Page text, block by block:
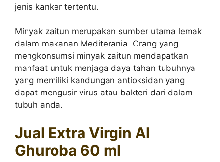
jenis kanker tertentu.
Minyak zaitun merupakan sumber utama lemak
dalam makanan Mediterania. Orang yang
mengkonsumsi minyak zaitun mendapatkan
manfaat untuk menjaga daya tahan tubuhnya
yang memiliki kandungan antioksidan yang
dapat mengusir virus atau bakteri dari dalam
tubuh anda.
Jual Extra Virgin Al
Ghuroba 60 ml